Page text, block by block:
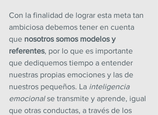
Con la finalidad de lograr esta meta tan
ambiciosa debemos tener en cuenta
que nosotros somos modelos y
referentes, por lo que es importante
que dediquemos tiempo a entender
nuestras propias emociones y las de
nuestros pequeños. La inteligencia
emocional se transmite y aprende, igual
que otras conductas, a través de los